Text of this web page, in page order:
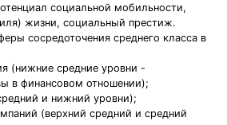
социальной мобильности,
жизни, социальный престиж.
сосредоточения среднего класса в
(нижние средние уровни -
в финансовом отношении);
и нижний уровни);
(верхний средний и средний